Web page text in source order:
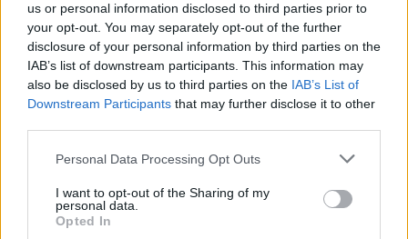
us or personal information disclosed to third parties prior to
your opt-out. You may separately opt-out of the further
disclosure of your personal information by third parties on the
IAB’s list of downstream participants. This information may
also be disclosed by us to third parties on the IAB’s List of
Downstream Participants that may further disclose it to other
Please note that this website/app uses one or more Google
not limited to your visit or usage behaviour. You may click to
grant or deny consent to Google and its third-party tags to
use your data for below specified purposes in below Google
Personal Data Processing Opt Outs
I want to opt-out of the Sharing of my
personal data.
Opted In
# KLASSZIKUS
#ADAPTÁCIÓ KENNETH BRANAGH #JOHNNY DEPP